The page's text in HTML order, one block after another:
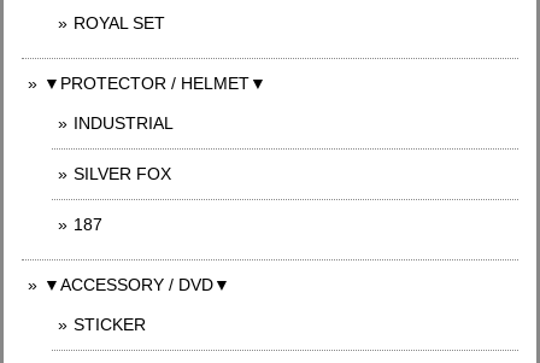
ROYAL SET
▼PROTECTOR / HELMET▼
INDUSTRIAL
SILVER FOX
187
▼ACCESSORY / DVD▼
STICKER